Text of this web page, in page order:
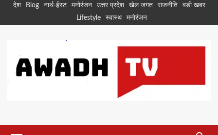
Skipदेश Blog नार्थ-ईस्ट मनोरंजन उत्तर प्रदेश खेल जगत राजनीति
बड़ी खबर
Lifestyle
स्वास्थ मनोरंजन